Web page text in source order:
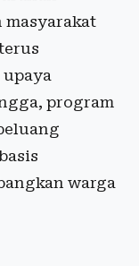
masyarakat
program
warga